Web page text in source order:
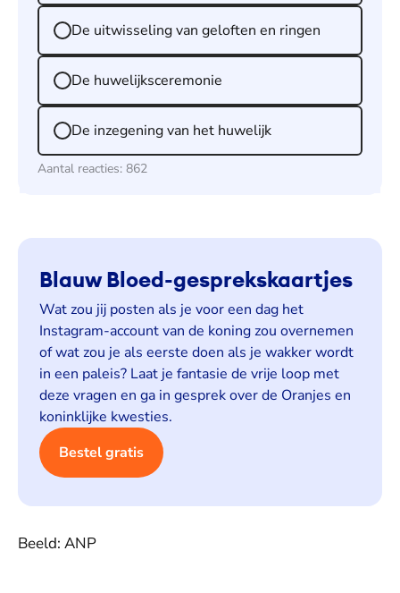
De uitwisseling van geloften en ringen
De huwelijksceremonie
De inzegening van het huwelijk
Aantal reacties: 862
Blauw Bloed-gesprekskaartjes
Wat zou jij posten als je voor een dag het
Instagram-account van de koning zou overnemen
of wat zou je als eerste doen als je wakker wordt
in een paleis? Laat je fantasie de vrije loop met
deze vragen en ga in gesprek over de Oranjes en
koninklijke kwesties.
Bestel gratis
Beeld: ANP